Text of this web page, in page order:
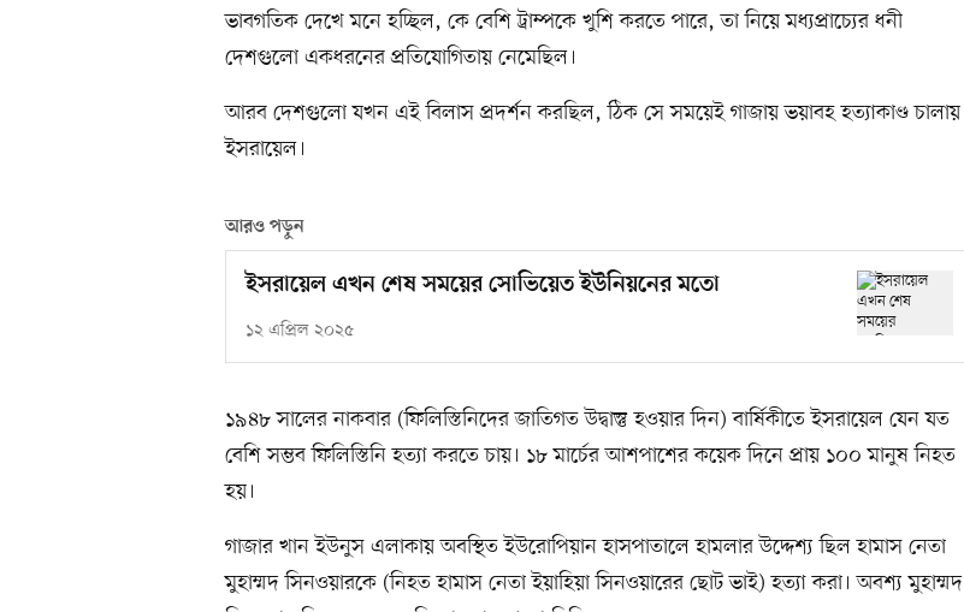
ভাবগতিক দেখে মনে হচ্ছিল, কে বেশি ট্রাম্পকে খুশি করতে পারে, তা নিয়ে মধ্যপ্রাচ্যের ধনী
দেশগুলো একধরনের প্রতিযোগিতায় নেমেছিল।
আরব দেশগুলো যখন এই বিলাস প্রদর্শন করছিল, ঠিক সে সময়েই গাজায় ভয়াবহ হত্যাকাণ্ড চালায়
ইসরায়েল।
আরও পড়ুন
ইসরায়েল এখন শেষ সময়ের সোভিয়েত ইউনিয়নের মতো
১২ এপ্রিল ২০২৫
১৯৪৮ সালের নাকবার (ফিলিস্তিনিদের জাতিগত উদ্বাস্তু হওয়ার দিন) বার্ষিকীতে ইসরায়েল যেন যত
বেশি সম্ভব ফিলিস্তিনি হত্যা করতে চায়। ১৮ মার্চের আশপাশের কয়েক দিনে প্রায় ১০০ মানুষ নিহত
হয়।
গাজার খান ইউনুস এলাকায় অবস্থিত ইউরোপিয়ান হাসপাতালে হামলার উদ্দেশ্য ছিল হামাস নেতা
মুহাম্মদ সিনওয়ারকে (নিহত হামাস নেতা ইয়াহিয়া সিনওয়ারের ছোট ভাই) হত্যা করা। অবশ্য মুহাম্মদ